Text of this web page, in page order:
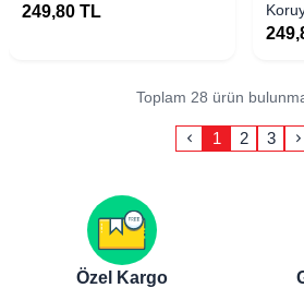
249,80 TL
Toplam 28 ürün
1 2 3
Özel Kargo